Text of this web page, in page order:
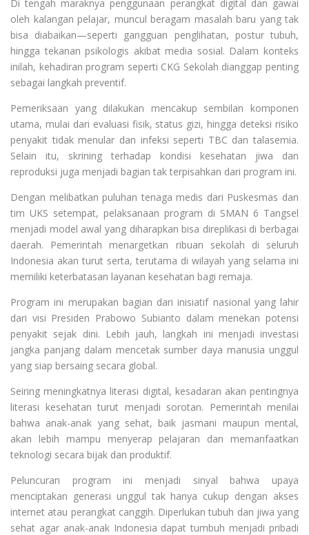
Di tengah maraknya penggunaan perangkat digital dan gawai
oleh kalangan pelajar, muncul beragam masalah baru yang tak
bisa diabaikan—seperti gangguan penglihatan, postur tubuh,
hingga tekanan psikologis akibat media sosial. Dalam konteks
inilah, kehadiran program seperti CKG Sekolah dianggap penting
sebagai langkah preventif.
Pemeriksaan yang dilakukan mencakup sembilan komponen
utama, mulai dari evaluasi fisik, status gizi, hingga deteksi risiko
penyakit tidak menular dan infeksi seperti TBC dan talasemia.
Selain itu, skrining terhadap kondisi kesehatan jiwa dan
reproduksi juga menjadi bagian tak terpisahkan dari program ini.
Dengan melibatkan puluhan tenaga medis dari Puskesmas dan
tim UKS setempat, pelaksanaan program di SMAN 6 Tangsel
menjadi model awal yang diharapkan bisa direplikasi di berbagai
daerah. Pemerintah menargetkan ribuan sekolah di seluruh
Indonesia akan turut serta, terutama di wilayah yang selama ini
memiliki keterbatasan layanan kesehatan bagi remaja.
Program ini merupakan bagian dari inisiatif nasional yang lahir
dari visi Presiden Prabowo Subianto dalam menekan potensi
penyakit sejak dini. Lebih jauh, langkah ini menjadi investasi
jangka panjang dalam mencetak sumber daya manusia unggul
yang siap bersaing secara global.
Seiring meningkatnya literasi digital, kesadaran akan pentingnya
literasi kesehatan turut menjadi sorotan. Pemerintah menilai
bahwa anak-anak yang sehat, baik jasmani maupun mental,
akan lebih mampu menyerap pelajaran dan memanfaatkan
teknologi secara bijak dan produktif.
Peluncuran program ini menjadi sinyal bahwa upaya
menciptakan generasi unggul tak hanya cukup dengan akses
internet atau perangkat canggih. Diperlukan tubuh dan jiwa yang
sehat agar anak-anak Indonesia dapat tumbuh menjadi pribadi